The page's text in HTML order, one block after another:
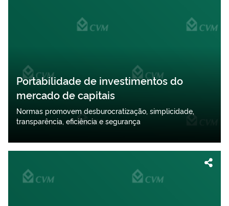
Portabilidade de investimentos do
mercado de capitais
Normas promovem desburocratização, simplicidade,
transparência, eficiência e segurança